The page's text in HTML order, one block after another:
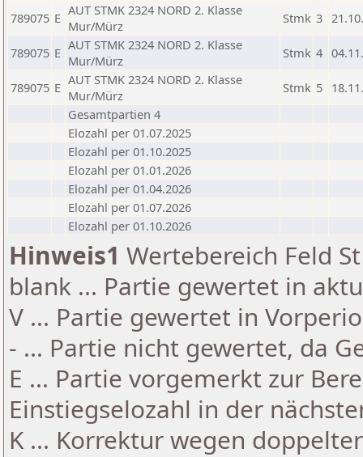
789075 E AUT STMK 2324 NORD 2. Klasse
Mur/Mürz
Stmk 3
789075 E AUT STMK 2324 NORD 2. Klasse
Mur/Mürz
Stmk 4
789075 E AUT STMK 2324 NORD 2. Klasse
Mur/Mürz
Stmk 5
Gesamtpartien 4
Elozahl per 01.07.2025
Elozahl per 01.10.2025
Elozahl per 01.01.2026
Elozahl per 01.04.2026
Elozahl per 01.07.2026
Elozahl per 01.10.2026
Hinweis1 Wertebereich Feld
blank ... Partie gewertet in
V ... Partie gewertet in
- ... Partie nicht gewertet, da
E ... Partie vorgemerkt zur
Einstiegselozahl in der
K ... Korrektur wegen